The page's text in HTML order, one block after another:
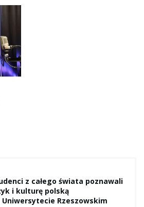
z całego świata poznawali
i kulturę polską
Uniwersytecie Rzeszowskim